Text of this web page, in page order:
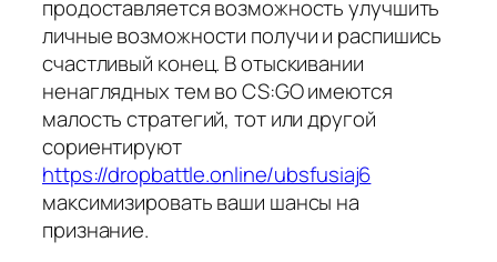
продоставляется возможность улучшить
личные возможности получи и распишись
счастливый конец. В отыскивании
ненаглядных тем во CS:GO имеются
малость стратегий, тот или другой
сориентируют
https://dropbattle.online/ubsfusiaj6
максимизировать ваши шансы на
признание.